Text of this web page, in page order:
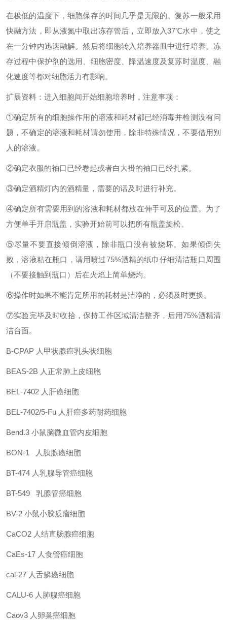
在极低的温度下，细胞保存的时间几乎是无限的。复苏一般采用
快融方法，即从液氮中取出冻存管后，立即放入37℃水中，使之
在一分钟内迅速融解。然后将细胞转入培养器皿中进行培养。冻
存过程中保护剂的选用、细胞密度、降温速度及复苏时温度、融
化速度等都对细胞活力有影响。
扩展资料：进入细胞间开始细胞培养时，注意事项：
①确定所有的细胞操作用的溶液和耗材都已经消毒并检测没有问
题，不确定的溶液和耗材请勿使用，除非特殊情况，不要借用别
人的溶液。
②确定衣服的袖口已经卷起或者白大褂的袖口已经扎紧。
③确定酒精灯内的酒精量，需要的话及时进行补充。
④确定所有需要用到的溶液和耗材都放在伸手可及的位置。为了
方便单手开启瓶盖，实验开始前可以把所有瓶盖旋松。
⑤尽量不要直接倾倒溶液，除非瓶口没有被烧坏。如果倾倒失
败，溶液粘在瓶口，请用喷过75%酒精的纸巾仔细清洁瓶口周围
（不要接触到瓶口）后在火焰上简单烧灼。
⑥操作时如果不能肯定所用的耗材是洁净的，必须及时更换。
⑦实验完毕及时收拾，保持工作区域清洁整齐，后用75%酒精清
洁台面。
B-CPAP 人甲状腺癌乳头状细胞
BEAS-2B 人正常肺上皮细胞
BEL-7402 人肝癌细胞
BEL-7402/5-Fu 人肝癌多药耐药细胞
Bend.3 小鼠脑微血管内皮细胞
BON-1 人胰腺癌细胞
BT-474 人乳腺导管癌细胞
BT-549 乳腺管癌细胞
BV-2 小鼠小胶质瘤细胞
CaCO2 人结直肠腺癌细胞
CaEs-17 人食管癌细胞
cal-27 人舌鳞癌细胞
CALU-6 人肺腺癌细胞
Caov3 人卵巢癌细胞